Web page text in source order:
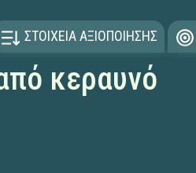
ΣΤΟΙΧΕΙΑ ΑΞΙΟΠΟΙΗΣΗΣ
κεραυνό